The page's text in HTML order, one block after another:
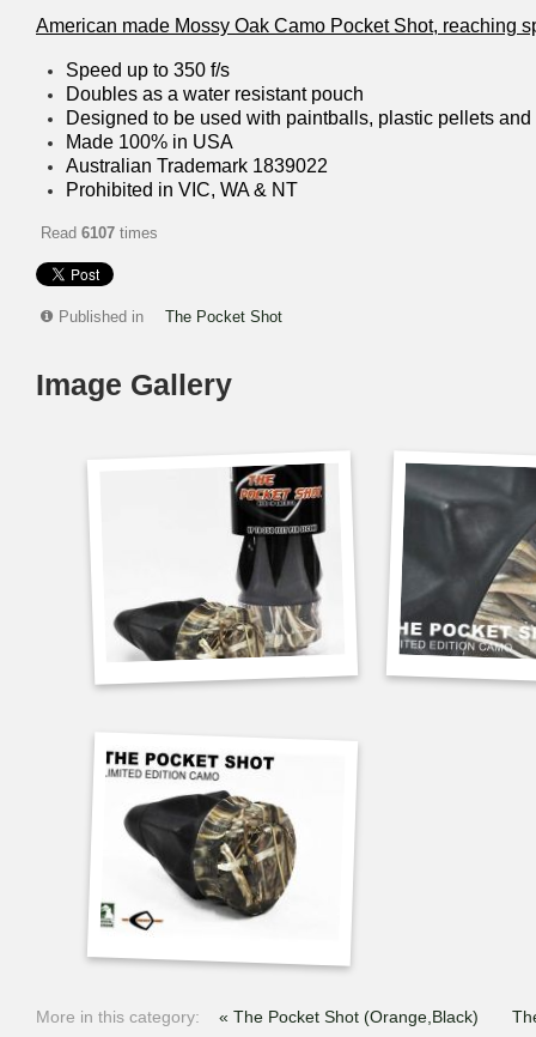
American made Mossy Oak Camo Pocket Shot, reaching
Speed up to 350 f/s
Doubles as a water resistant pouch
Designed to be used with paintballs, plastic pellets
Made 100% in USA
Australian Trademark 1839022
Prohibited in VIC, WA & NT
Read 6107 times
Published in The Pocket Shot
Image Gallery
More in this category: « The Pocket Shot (Orange,Black)